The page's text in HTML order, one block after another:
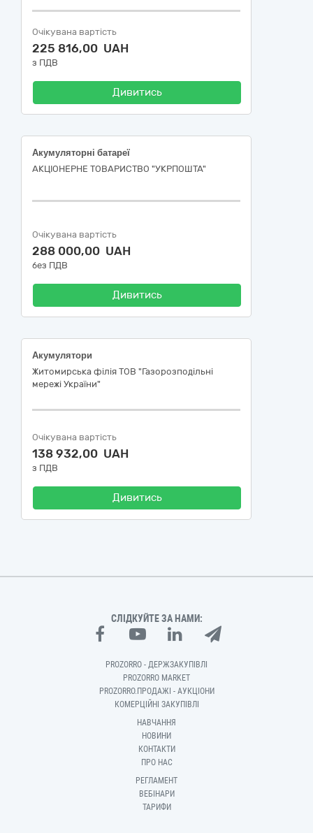
Очікувана вартість
225 816,00 UAH
з ПДВ
Дивитись
Акумуляторні батареї
АКЦІОНЕРНЕ ТОВАРИСТВО "УКРПОШТА"
Очікувана вартість
288 000,00 UAH
без ПДВ
Дивитись
Акумулятори
Житомирська філія ТОВ "Газорозподільні
мережі України"
Очікувана вартість
138 932,00 UAH
з ПДВ
Дивитись
СЛІДКУЙТЕ ЗА НАМИ:
PROZORRO - ДЕРЖЗАКУПІВЛІ
PROZORRO MARKET
PROZORRO.ПРОДАЖІ - АУКЦІОНИ
КОМЕРЦІЙНІ ЗАКУПІВЛІ
НАВЧАННЯ
НОВИНИ
КОНТАКТИ
ПРО НАС
РЕГЛАМЕНТ
ВЕБІНАРИ
ТАРИФИ